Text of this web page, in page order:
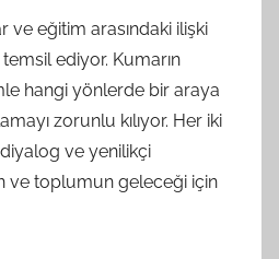
ve eğitim arasındaki ilişki
ediyor. Kumarın
hangi yönlerde bir araya
zorunlu kılıyor. Her iki
diyalog ve yenilikçi
ve toplumun geleceği için